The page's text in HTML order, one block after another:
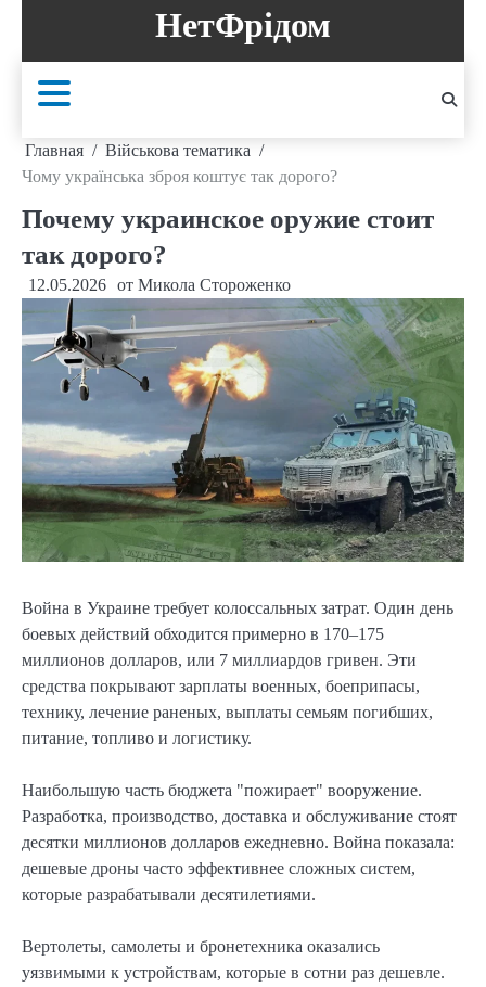
содержанию
НетФрідом
Главная
Військова тематика
Чому українська зброя коштує так дорого?
Почему украинское оружие стоит
так дорого?
12.05.2026 от Микола Стороженко
Война в Украине требует колоссальных затрат. Один день
боевых действий обходится примерно в 170–175
миллионов долларов, или 7 миллиардов гривен. Эти
средства покрывают зарплаты военных, боеприпасы,
технику, лечение раненых, выплаты семьям погибших,
питание, топливо и логистику.
Наибольшую часть бюджета "пожирает" вооружение.
Разработка, производство, доставка и обслуживание стоят
десятки миллионов долларов ежедневно. Война показала:
дешевые дроны часто эффективнее сложных систем,
которые разрабатывали десятилетиями.
Вертолеты, самолеты и бронетехника оказались
уязвимыми к устройствам, которые в сотни раз дешевле.